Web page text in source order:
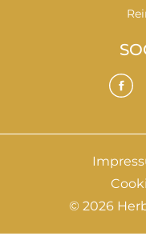
© 2026